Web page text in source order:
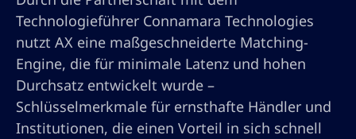
Technologieführer Connamara Technologies
nutzt AX eine maßgeschneiderte Matching-
Engine, die für minimale Latenz und hohen
Durchsatz entwickelt wurde –
Schlüsselmerkmale für ernsthafte Händler und
Institutionen, die einen Vorteil in sich schnell